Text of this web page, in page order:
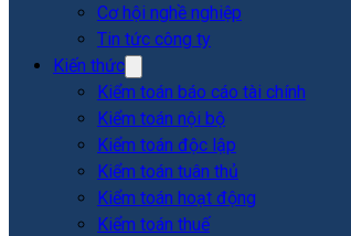
Cơ hội nghề nghiệp
Tin tức công ty
Kiến thức
Kiểm toán báo cáo tài chính
Kiểm toán nội bộ
Kiểm toán độc lập
Kiểm toán tuân thủ
Kiểm toán hoạt động
Kiểm toán thuế